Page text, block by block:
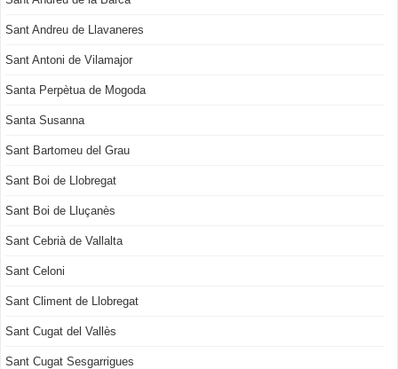
Sant Andreu de Llavaneres
Sant Antoni de Vilamajor
Santa Perpètua de Mogoda
Santa Susanna
Sant Bartomeu del Grau
Sant Boi de Llobregat
Sant Boi de Lluçanès
Sant Cebrià de Vallalta
Sant Celoni
Sant Climent de Llobregat
Sant Cugat del Vallès
Sant Cugat Sesgarrigues